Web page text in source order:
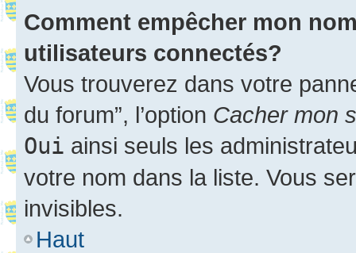
Comment empêcher mon
utilisateurs connectés?
Vous trouverez dans votre
du forum”, l’option Cacher mon
Oui ainsi seuls les
votre nom dans la liste. Vous
invisibles.
Haut